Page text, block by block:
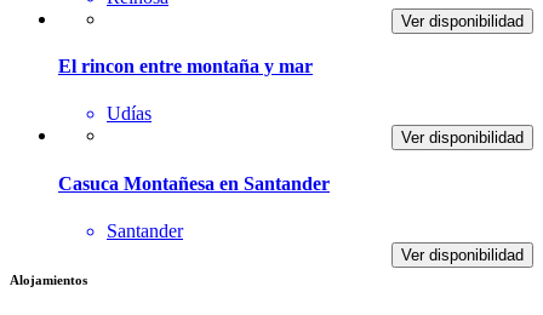
Ver disponibilidad
El rincon entre montaña y mar
Udías
Ver disponibilidad
Casuca Montañesa en Santander
Santander
Ver disponibilidad
Alojamientos